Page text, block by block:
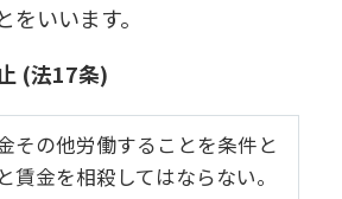
いいます。
(法17条)
その他労働することを条件と
賃金を相殺してはならない。